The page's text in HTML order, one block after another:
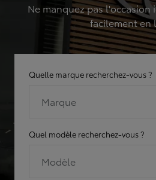
Ne manquez pas l'occasion
facilement en
Quelle marque recherchez-vous ?
Marque
Quel modèle recherchez-vous ?
Modèle